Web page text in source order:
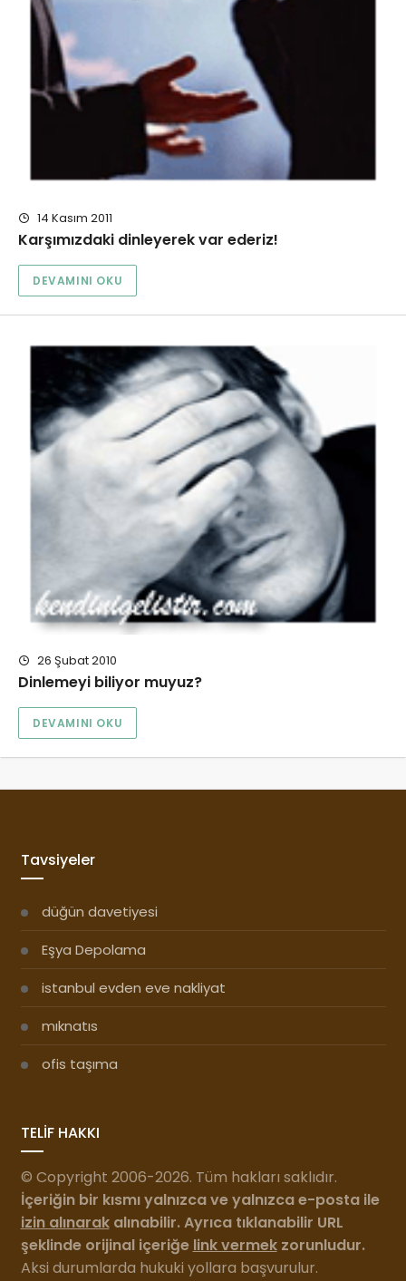
14 Kasım 2011
Karşımızdaki dinleyerek var ederiz!
DEVAMINI OKU
26 Şubat 2010
Dinlemeyi biliyor muyuz?
DEVAMINI OKU
Tavsiyeler
düğün davetiyesi
Eşya Depolama
istanbul evden eve nakliyat
mıknatıs
ofis taşıma
TELİF HAKKI
© Copyright 2006-2026. Tüm hakları saklıdır.
İçeriğin bir kısmı yalnızca ve yalnızca e-posta ile
izin alınarakalınabilir. Ayrıca tıklanabilir URL
şeklinde orijinal içeriğe link vermekzorunludur.
Aksi durumlarda hukuki yollara başvurulur.